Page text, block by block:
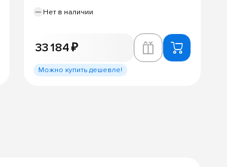
Нет в наличии
33 184 ₽
Можно купить дешевле!